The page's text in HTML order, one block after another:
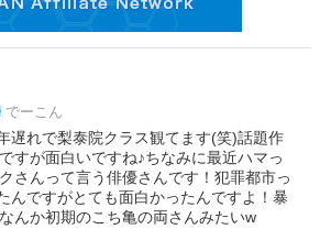
でーこん
遅れで梨泰院クラス観てます(笑)話題作
すが面白いですね♪ちなみに最近ハマっ
さんって言う俳優さんです！犯罪都市っ
んですがとても面白かったんですよ！暴
んか初期のこち亀の両さんみたいw